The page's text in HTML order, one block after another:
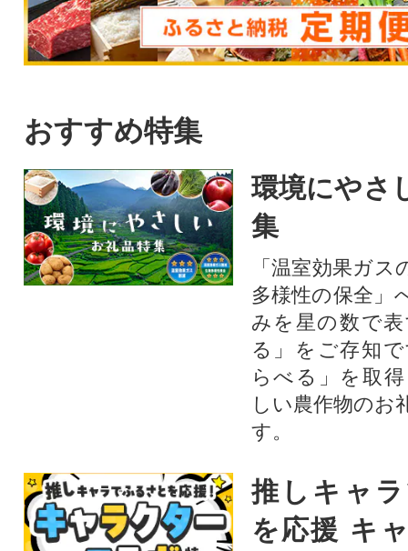
おすすめ特集
環境にやさ
集
「温室効果ガ
多様性の保全」
みを星の数で
る」をご存知
らべる」を取
しい農作物のお
す。​
推しキャ
を応援 キ